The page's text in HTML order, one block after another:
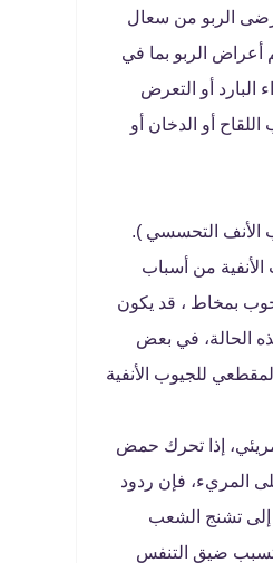
الربو من سعال
أعراض الربو بما في
البارد أو التعرض
أو الدخان أو
الأنف التحسسي ).
من أسباب
بمخاط ، قد يكون
الحالة، في بعض
للجيوب الأنفية
إذا تحرك حمض
المريء، فإن ردود
إلى تشنج الشعب
تسبب ضيق التنفس